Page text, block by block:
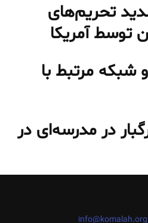
تحریم‌های
توسط آمریکا
شبکه مرتبط با
در مدرسه‌ای در
info@komalah.org